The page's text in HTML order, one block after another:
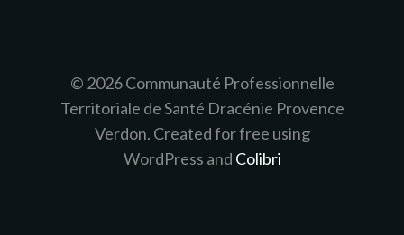
© 2026 Communauté Professionnelle
Territoriale de Santé Dracénie Provence
Verdon. Created for free using
WordPress and Colibri